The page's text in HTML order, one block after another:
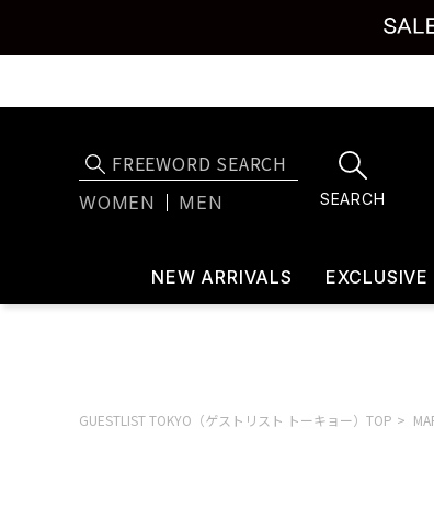
WOMEN MEN SEARCH
NEW ARRIVALS EXCLUSIVE
GUESTLIST TOKYO（ゲストリスト トーキョー）TOP